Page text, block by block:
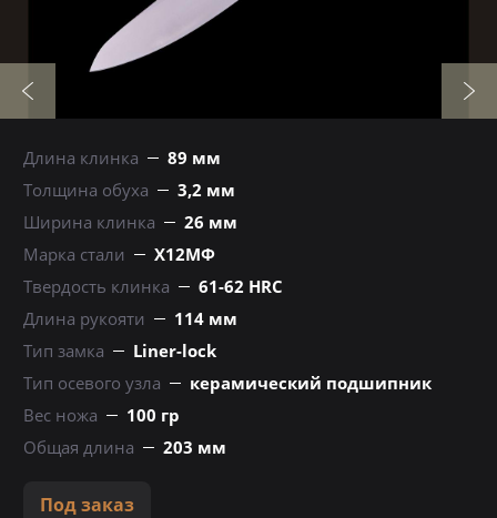
Длина клинка
89 мм
Толщина обуха
3,2 мм
Ширина клинка
26 мм
Марка стали
Х12МФ
Твердость клинка
61-62 HRC
Длина рукояти
114 мм
Тип замка
Liner-lock
Тип осевого узла
керамический подшипник
Вес ножа
100 гр
Общая длина
203 мм
Под заказ